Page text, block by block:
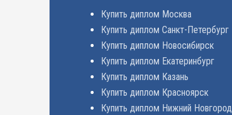
Купить диплом Москва
Купить диплом Санкт-Петербург
Купить диплом Новосибирск
Купить диплом Екатеринбург
Купить диплом Казань
Купить диплом Красноярск
Купить диплом Нижний Новгород